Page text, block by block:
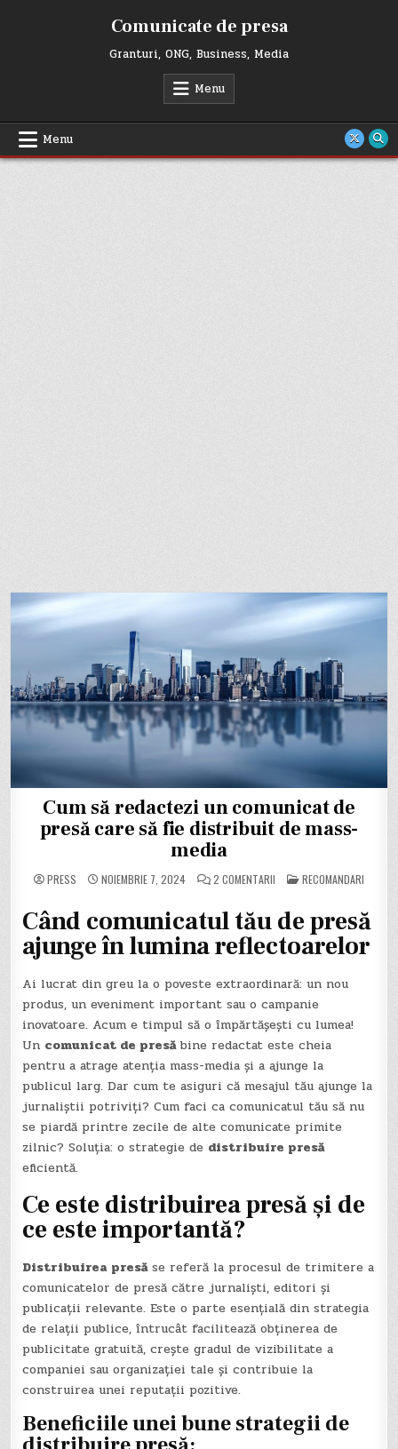
Comunicate de presa
Granturi, ONG, Business, Media
Menu
Menu
Cum să redactezi un comunicat de
presă care să fie distribuit de mass-
media
PRESS NOIEMBRIE 7, 2024 2 COMENTARII
CUM
REDACTEZI
UN
COMUNICAT
DE
PRESĂ
FIE
DE
MEDIA
POSTED
IN
RECOMANDARI
Când comunicatul tău de presă
ajunge în lumina reflectoarelor
Ai lucrat din greu la o poveste extraordinară: un nou
produs, un eveniment important sau o campanie
inovatoare. Acum e timpul să o împărtășești cu lumea!
Un comunicat de presăbine redactat este cheia
pentru a atrage atenția mass-media și a ajunge la
publicul larg. Dar cum te asiguri că mesajul tău ajunge la
jurnaliștii potriviți? Cum faci ca comunicatul tău să nu
se piardă printre zecile de alte comunicate primite
zilnic? Soluția: o strategie de distribuire presă
eficientă.
Ce este distribuirea presă și de
ce este importantă?
Distribuirea presăse referă la procesul de trimitere a
comunicatelor de presă către jurnaliști, editori și
publicații relevante. Este o parte esențială din strategia
de relații publice, întrucât facilitează obținerea de
publicitate gratuită, crește gradul de vizibilitate a
companiei sau organizației tale și contribuie la
construirea unei reputații pozitive.
Beneficiile unei bune strategii de